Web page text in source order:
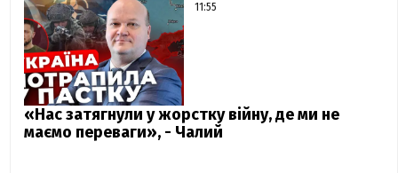
11:55
«Нас затягнули у жорстку війну, де ми не
маємо переваги», - Чалий